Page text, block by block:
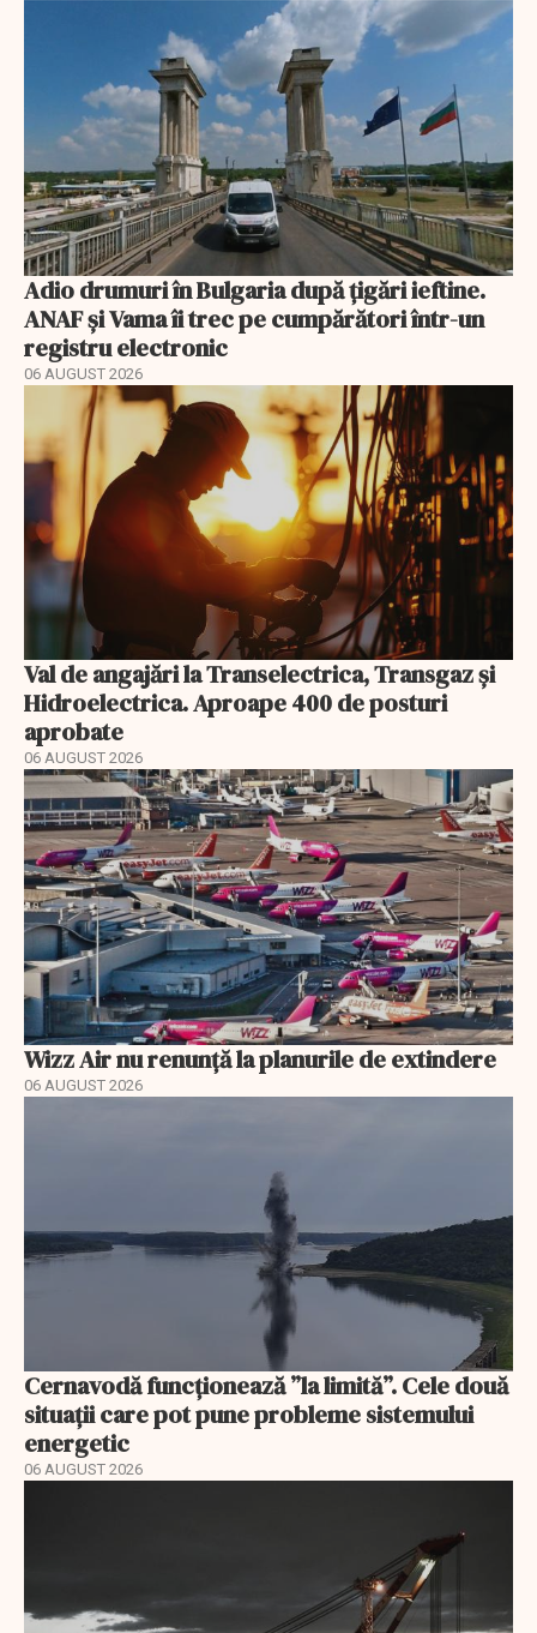
Adio drumuri în Bulgaria după țigări ieftine.
ANAF și Vama îi trec pe cumpărători într-un
registru electronic
06 AUGUST 2026
Val de angajări la Transelectrica, Transgaz și
Hidroelectrica. Aproape 400 de posturi
aprobate
06 AUGUST 2026
Wizz Air nu renunță la planurile de extindere
06 AUGUST 2026
Cernavodă funcționează ”la limită”. Cele două
situații care pot pune probleme sistemului
energetic
06 AUGUST 2026